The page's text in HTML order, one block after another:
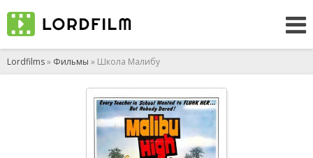
Lordfilms» Фильмы » Школа Малибу